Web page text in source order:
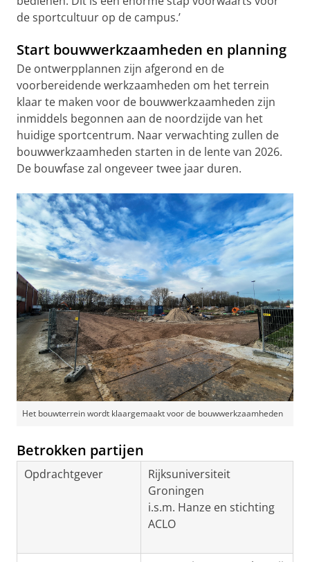
de sportcultuur op de campus.’
Start bouwwerkzaamheden en planning
De ontwerpplannen zijn afgerond en de
voorbereidende werkzaamheden om het terrein
klaar te maken voor de bouwwerkzaamheden zijn
inmiddels begonnen aan de noordzijde van het
huidige sportcentrum. Naar verwachting zullen de
bouwwerkzaamheden starten in de lente van 2026.
De bouwfase zal ongeveer twee jaar duren.
Het bouwterrein wordt klaargemaakt voor de bouwwerkzaamheden
Betrokken partijen
Opdrachtgever
Rijksuniversiteit
Groningen
i.s.m. Hanze en stichting
ACLO